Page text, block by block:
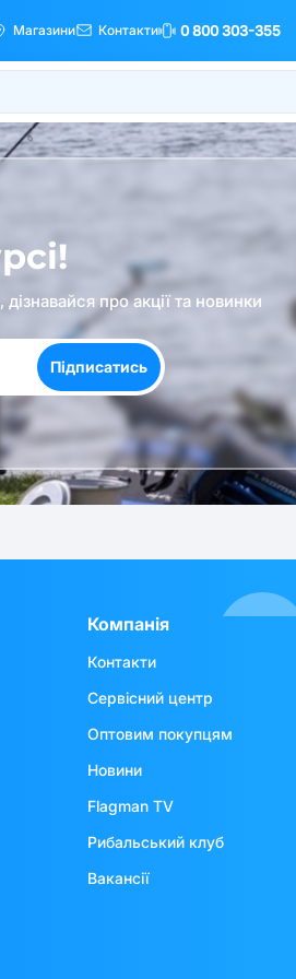
Магазини Контакти 0 800 303-355
про акції та новинки
Підписатись
Компанія
Контакти
Сервісний центр
Оптовим покупцям
Новини
Flagman TV
Рибальський клуб
Вакансії